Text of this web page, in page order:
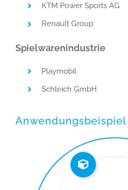
KTM Power Sports AG
Renault Group
Spielwarenindustrie
Playmobil
Schleich GmbH
Anwendungsbeispiel